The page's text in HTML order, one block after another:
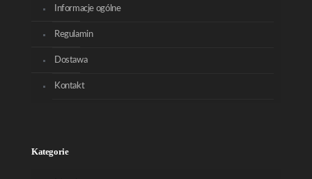
Informacje ogólne
Regulamin
Dostawa
Kontakt
Kategorie